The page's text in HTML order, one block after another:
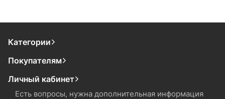
Категории
Покупателям
Личный кабинет
Есть вопросы, нужна дополнительная информация